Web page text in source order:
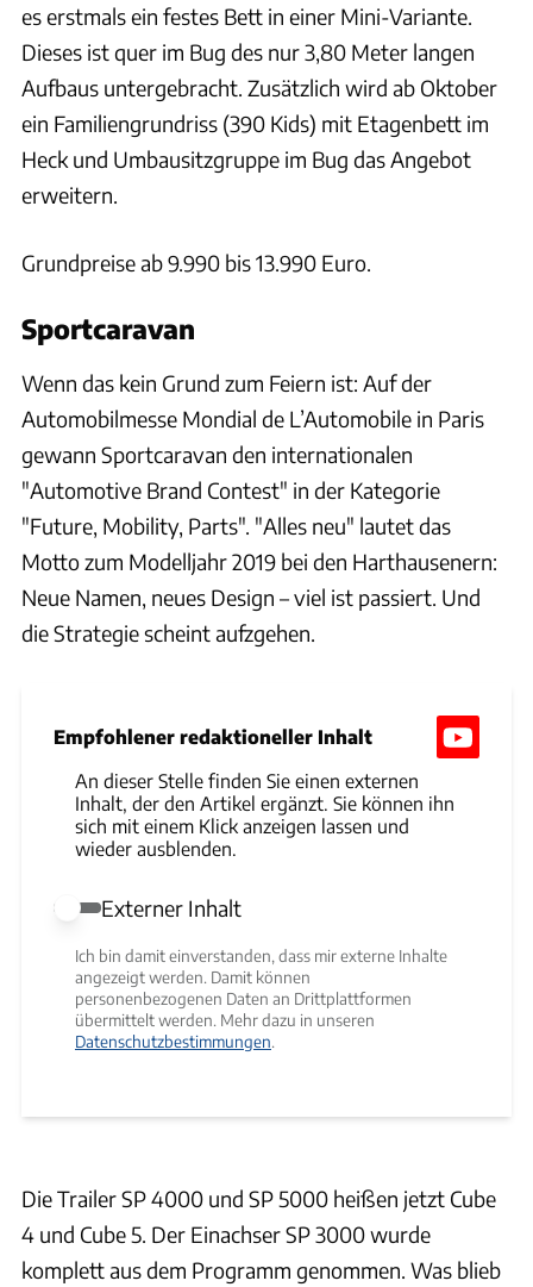
es erstmals ein festes Bett in einer Mini-Variante.
Dieses ist quer im Bug des nur 3,80 Meter langen
Aufbaus untergebracht. Zusätzlich wird ab Oktober
ein Familiengrundriss (390 Kids) mit Etagenbett im
Heck und Umbausitzgruppe im Bug das Angebot
erweitern.
Grundpreise ab 9.990 bis 13.990 Euro.
Sportcaravan
Wenn das kein Grund zum Feiern ist: Auf der
Automobilmesse Mondial de L’Automobile in Paris
gewann Sportcaravan den internationalen
"Automotive Brand Contest" in der Kategorie
"Future, Mobility, Parts". "Alles neu" lautet das
Motto zum Modelljahr 2019 bei den Harthausenern:
Neue Namen, neues Design – viel ist passiert. Und
die Strategie scheint aufzgehen.
Empfohlener redaktioneller Inhalt
An dieser Stelle finden Sie einen externen
Inhalt, der den Artikel ergänzt. Sie können ihn
sich mit einem Klick anzeigen lassen und
wieder ausblenden.
Externer Inhalt erlauben
Externer Inhalt
Ich bin damit einverstanden, dass mir externe Inhalte
angezeigt werden. Damit können
personenbezogenen Daten an Drittplattformen
übermittelt werden. Mehr dazu in unseren
Datenschutzbestimmungen.
Die Trailer SP 4000 und SP 5000 heißen jetzt Cube
4 und Cube 5. Der Einachser SP 3000 wurde
komplett aus dem Programm genommen. Was blieb